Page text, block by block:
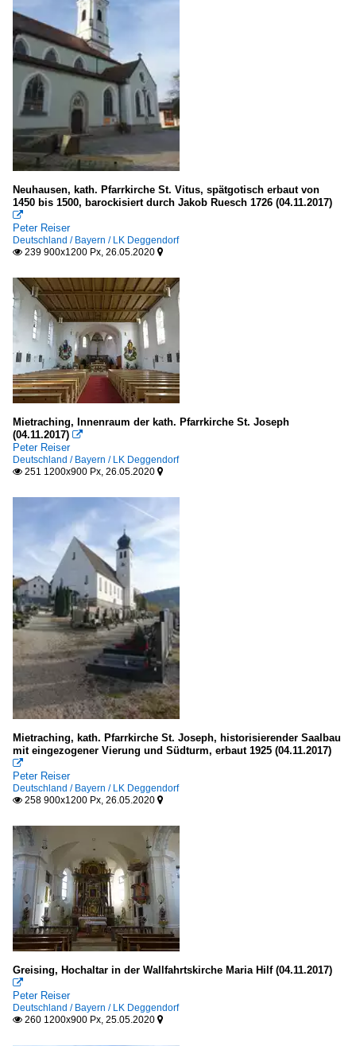
Neuhausen, kath. Pfarrkirche St. Vitus, spätgotisch erbaut von
1450 bis 1500, barockisiert durch Jakob Ruesch 1726 (04.11.2017)

Peter Reiser
Deutschland / Bayern / LK Deggendorf
 239 900x1200 Px, 26.05.2020 
Mietraching, Innenraum der kath. Pfarrkirche St. Joseph
(04.11.2017) 
Peter Reiser
Deutschland / Bayern / LK Deggendorf
 251 1200x900 Px, 26.05.2020 
Mietraching, kath. Pfarrkirche St. Joseph, historisierender Saalbau
mit eingezogener Vierung und Südturm, erbaut 1925 (04.11.2017)

Peter Reiser
Deutschland / Bayern / LK Deggendorf
 258 900x1200 Px, 26.05.2020 
Greising, Hochaltar in der Wallfahrtskirche Maria Hilf (04.11.2017)

Peter Reiser
Deutschland / Bayern / LK Deggendorf
 260 1200x900 Px, 25.05.2020 